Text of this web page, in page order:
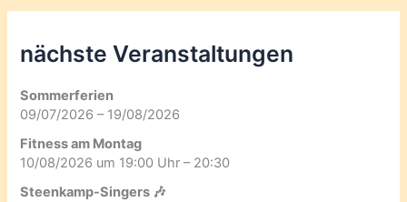
nächste Veranstaltungen
Sommerferien
09/07/2026 – 19/08/2026
Fitness am Montag
10/08/2026 um 19:00 Uhr – 20:30
Steenkamp-Singers 🎶